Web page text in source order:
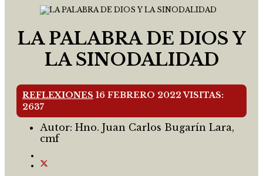
LA PALABRA DE DIOS Y
LA SINODALIDAD
REFLEXIONES 16 FEBRERO 2022VISITAS:
2637
Autor: Hno. Juan Carlos Bugarín Lara,
cmf